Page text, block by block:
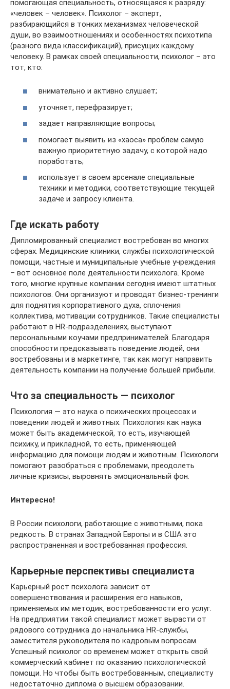
помогающая специальность, относящаяся к разряду:
«человек – человек». Психолог – эксперт,
разбирающийся в тонких механизмах человеческой
души, во взаимоотношениях и особенностях психотипа
(разного вида классификаций), присущих каждому
человеку. В рамках своей специальности, психолог – это
тот, кто:
внимательно и активно слушает;
уточняет, перефразирует;
задает направляющие вопросы;
помогает выявить из «хаоса» проблем самую
важную приоритетную задачу, с которой надо
поработать;
использует в своем арсенале специальные
техники и методики, соответствующие текущей
задаче и запросу клиента.
Где искать работу
Дипломированный специалист востребован во многих
сферах. Медицинские клиники, службы психологической
помощи, частные и муниципальные учебные учреждения
– вот основное поле деятельности психолога. Кроме
того, многие крупные компании сегодня имеют штатных
психологов. Они организуют и проводят бизнес-тренинги
для поднятия корпоративного духа, сплочения
коллектива, мотивации сотрудников. Такие специалисты
работают в HR-подразделениях, выступают
персональными коучами предпринимателей. Благодаря
способности предсказывать поведение людей, они
востребованы и в маркетинге, так как могут направить
деятельность компании на получение большей прибыли.
Что за специальность — психолог
Психология — это наука о психических процессах и
поведении людей и животных. Психология как наука
может быть академической, то есть, изучающей
психику, и прикладной, то есть, применяющей
информацию для помощи людям и животным. Психологи
помогают разобраться с проблемами, преодолеть
личные кризисы, выровнять эмоциональный фон.
Интересно!
В России психологи, работающие с животными, пока
редкость. В странах Западной Европы и в США это
распространенная и востребованная профессия.
Карьерные перспективы специалиста
Карьерный рост психолога зависит от
совершенствования и расширения его навыков,
применяемых им методик, востребованности его услуг.
На предприятии такой специалист может вырасти от
рядового сотрудника до начальника HR-службы,
заместителя руководителя по кадровым вопросам.
Успешный психолог со временем может открыть свой
коммерческий кабинет по оказанию психологической
помощи. Но чтобы быть востребованным, специалисту
недостаточно диплома о высшем образовании.